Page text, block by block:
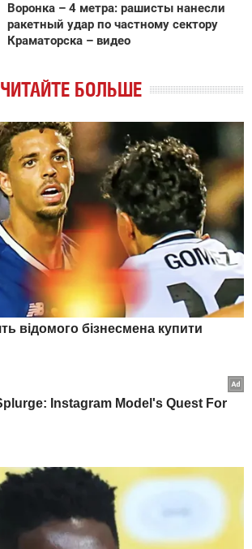
Воронка – 4 метра: рашисты нанесли
ракетный удар по частному сектору
Краматорска – видео
ЧИТАЙТЕ БОЛЬШЕ